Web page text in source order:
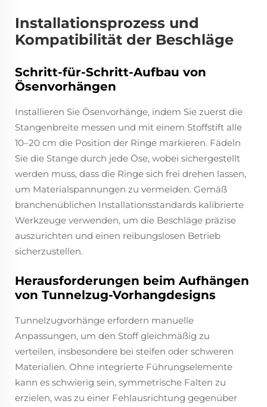
Installationsprozess und
Kompatibilität der Beschläge
Schritt-für-Schritt-Aufbau von
Ösenvorhängen
Installieren Sie Ösenvorhänge, indem Sie zuerst die
Stangenbreite messen und mit einem Stoffstift alle
10–20 cm die Position der Ringe markieren. Fädeln
Sie die Stange durch jede Öse, wobei sichergestellt
werden muss, dass die Ringe sich frei drehen lassen,
um Materialspannungen zu vermeiden. Gemäß
branchenüblichen Installationsstandards kalibrierte
Werkzeuge verwenden, um die Beschläge präzise
auszurichten und einen reibungslosen Betrieb
sicherzustellen.
Herausforderungen beim Aufhängen
von Tunnelzug-Vorhangdesigns
Tunnelzugvorhänge erfordern manuelle
Anpassungen, um den Stoff gleichmäßig zu
verteilen, insbesondere bei steifen oder schweren
Materialien. Ohne integrierte Führungselemente
kann es schwierig sein, symmetrische Falten zu
erzielen, was zu einer Fehlausrichtung gegenüber